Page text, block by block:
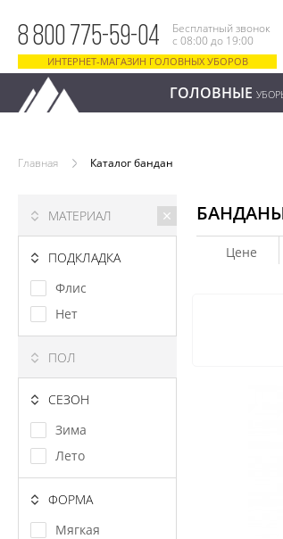
8 800 775-59-04
Бесплатный звонок
с 08:00 до 19:00
ИНТЕРНЕТ-МАГАЗИН ГОЛОВНЫХ УБОРОВ
ГОЛОВНЫЕ
Главная Каталог бандан
МАТЕРИАЛ
ПОДКЛАДКА
Флис
Нет
ПОЛ
СЕЗОН
Зима
Лето
ФОРМА
Мягкая
Цене